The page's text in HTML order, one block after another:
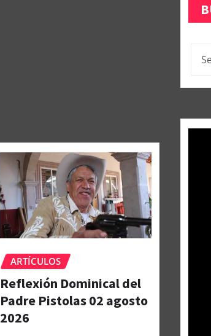
ARTÍCULOS
Reflexión Dominical del
Padre Pistolas 02 agosto
2026